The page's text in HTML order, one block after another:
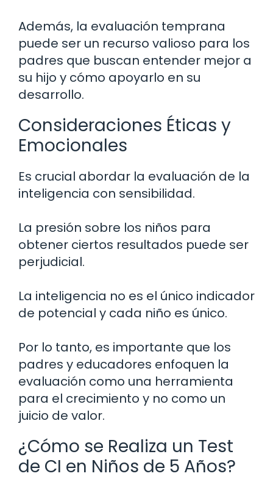
Además, la evaluación temprana
puede ser un recurso valioso para los
padres que buscan entender mejor a
su hijo y cómo apoyarlo en su
desarrollo.
Consideraciones Éticas y
Emocionales
Es crucial abordar la evaluación de la
inteligencia con sensibilidad.
La presión sobre los niños para
obtener ciertos resultados puede ser
perjudicial.
La inteligencia no es el único indicador
de potencial y cada niño es único.
Por lo tanto, es importante que los
padres y educadores enfoquen la
evaluación como una herramienta
para el crecimiento y no como un
juicio de valor.
¿Cómo se Realiza un Test
de CI en Niños de 5 Años?